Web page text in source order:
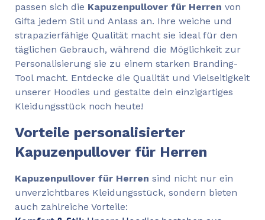
passen sich die Kapuzenpullover für Herren von
Gifta jedem Stil und Anlass an. Ihre weiche und
strapazierfähige Qualität macht sie ideal für den
täglichen Gebrauch, während die Möglichkeit zur
Personalisierung sie zu einem starken Branding-
Tool macht. Entdecke die Qualität und Vielseitigkeit
unserer Hoodies und gestalte dein einzigartiges
Kleidungsstück noch heute!
Vorteile personalisierter
Kapuzenpullover für Herren
Kapuzenpullover für Herren sind nicht nur ein
unverzichtbares Kleidungsstück, sondern bieten
auch zahlreiche Vorteile: